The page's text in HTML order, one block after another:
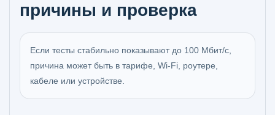
причины и проверка
Если тесты стабильно показывают до 100 Мбит/с,
причина может быть в тарифе, Wi-Fi, роутере,
кабеле или устройстве.